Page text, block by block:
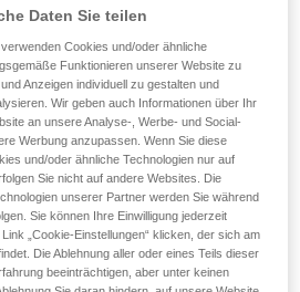
sicher zu wiederholen, bevor
für die mit Ihrer Aktivität
Techniken. Möglicherweise gibt es
die hier nicht
wenn das zweite Seil belastet
das Gewicht des Anwenders auf
beschlossen, dass
Last von 55 kg halten müssen.
von 55 kg gewährleisten die
nicht, dass Sie einen Kletterer im
Daten Sie teilen
Cookies und/oder ähnliche
Funktionieren unserer Website zu
Anzeigen individuell zu gestalten und
Wir geben auch Informationen über Ihr
an unsere Analyse-, Werbe- und Social-
Werbung anzupassen. Wenn Sie diese
und/oder ähnliche Technologien nur auf
Sie nicht auf andere Websites. Die
unserer Partner werden Sie während
Sie können Ihre Einwilligung jederzeit
„Cookie-Einstellungen“ klicken, der sich am
Die Ablehnung aller oder eines Teils dieser
beeinträchtigen, aber unter keinen